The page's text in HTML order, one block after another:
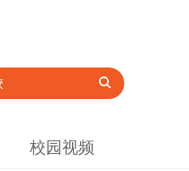
校园视频